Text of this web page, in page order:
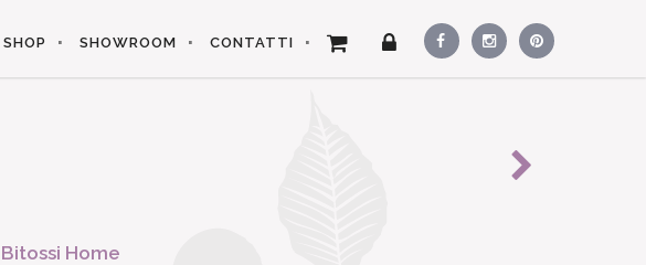
SHOP SHOWROOM CONTATTI
Bitossi Home